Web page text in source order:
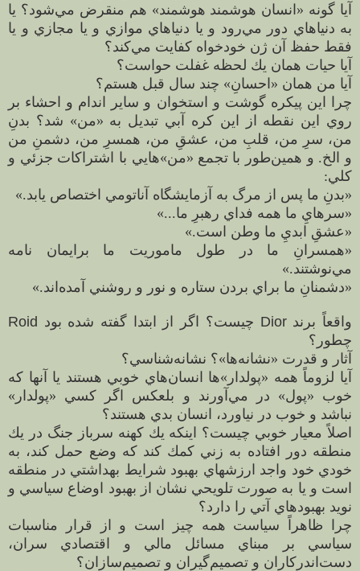
آيا گونه «انسان هوشمند هوشمند» هم منقرض مي‌شود؟ يا
به دنياهاي دور مي‌رود و يا دنياهاي موازي و يا مجازي و يا
فقط حفظ آن ژن خودخواه كفايت مي‌كند؟
آيا حيات همان يك لحظه غفلت حواست؟
آيا من همان «احسانِ» چند سال قبل هستم؟
چرا اين پيكره گوشت و استخوان و ساير اندام و احشاء بر
روي اين نقطه از اين كره آبي تبديل به «من» شد؟ بدنِ
من، سرِ من، قلبِ من، عشقِ من، همسرِ من، دشمنِ من
و الخ. و همين‌طور با تجمع «من»هايي با اشتراكات جزئي و
كلي:
«بدنِ ما پس از مرگ به آزمايشگاه آناتومي اختصاص يابد.»
«سرهايِ ما همه فداي رهبرِ ما...»
«عشقِ ابديِ ما وطن است.»
«همسرانِ ما در طول ماموريت ما برايمان نامه
مي‌نوشتند.»
«دشمنانِ ما براي بردن ستاره و نور و روشني آمده‌اند.»
واقعاً برندDior چيست؟ اگر از ابتدا گفته شده بود Roid
چطور؟
آثار و قدرت «نشانه‌ها»؟ نشانه‌شناسي؟
آيا لزوماً همه «پولدار»ها انسان‌هاي خوبي هستند يا آنها كه
خوب «پول» در مي‌آورند و بلعكس اگر كسي «پولدار»
نباشد و خوب در نياورد، انسان بدي هستند؟
اصلاً معيار خوبي چيست؟ اينكه يك كهنه سرباز جنگ در يك
منطقه دور افتاده به زني كمك كند كه وضع حمل كند، به
خودي خود واجد ارزشهاي بهبود شرايط بهداشتي در منطقه
است و يا به صورت تلويحي نشان از بهبود اوضاع سياسي و
نويد بهبودهاي آتي را دارد؟
چرا ظاهراً سياست همه چيز است و از قرار مناسبات
سياسي بر مبناي مسائل مالي و اقتصادي سران،
دست‌اندركاران و تصميم‌گيران و تصميم‌سازان؟